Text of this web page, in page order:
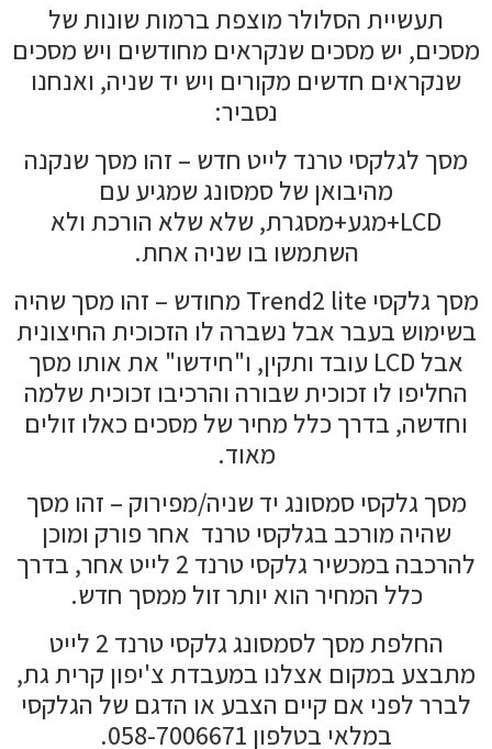
תעשיית הסלולר מוצפת ברמות שונות של
מסכים, יש מסכים שנקראים מחודשים ויש מסכים
שנקראים חדשים מקורים ויש יד שניה, ואנחנו
נסביר:
מסך לגלקסי טרנד לייט חדש – זהו מסך שנקנה
מהיבואן של סמסונג שמגיע עם
LCD+מגע+מסגרת, שלא שלא הורכת ולא
השתמשו בו שניה אחת.
מסך גלקסי Trend2 lite מחודש – זהו מסך שהיה
בשימוש בעבר אבל נשברה לו הזכוכית החיצונית
אבל LCD עובד ותקין, ו"חידשו" את אותו מסך
החליפו לו זכוכית שבורה והרכיבו זכוכית שלמה
וחדשה, בדרך כלל מחיר של מסכים כאלו זולים
מאוד.
מסך גלקסי סמסונג יד שניה/מפירוק – זהו מסך
שהיה מורכב בגלקסי טרנד אחר פורק ומוכן
להרכבה במכשיר גלקסי טרנד 2 לייט אחר, בדרך
כלל המחיר הוא יותר זול ממסך חדש.
החלפת מסך לסמסונג גלקסי טרנד 2 לייט
מתבצע במקום אצלנו במעבדת צ'יפון קרית גת,
לברר לפני אם קיים הצבע או הדגם של הגלקסי
במלאי בטלפון 058-7006671.